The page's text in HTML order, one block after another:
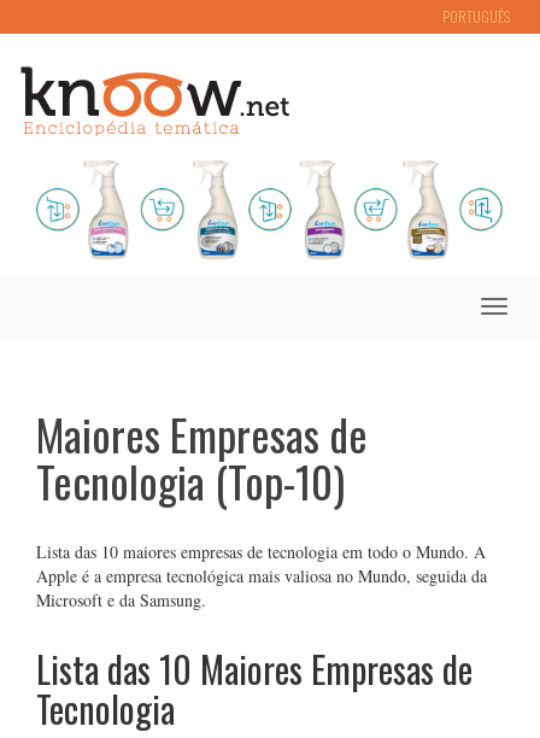
PORTUGUÊS
Toggle
Maiores Empresas de
Tecnologia (Top-10)
Lista das 10 maiores empresas de tecnologia em todo o Mundo. A
Apple é a empresa tecnológica mais valiosa no Mundo, seguida da
Microsoft e da Samsung.
Lista das 10 Maiores Empresas de
Tecnologia